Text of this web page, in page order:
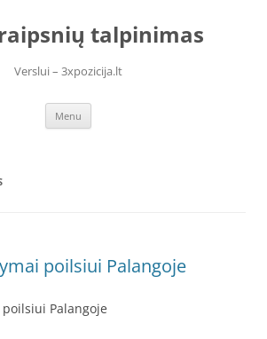
talpinimas
Verslui – 3xpozicija.lt
Menu
poilsiui Palangoje
Palangoje